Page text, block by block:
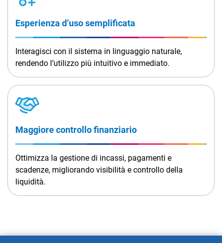
Esperienza d’uso semplificata
Interagisci con il sistema in linguaggio naturale,
rendendo l’utilizzo più intuitivo e immediato.
Maggiore controllo finanziario
Ottimizza la gestione di incassi, pagamenti e
scadenze, migliorando visibilità e controllo della
liquidità.